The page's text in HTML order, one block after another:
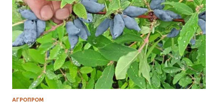
АГРОПРОМ